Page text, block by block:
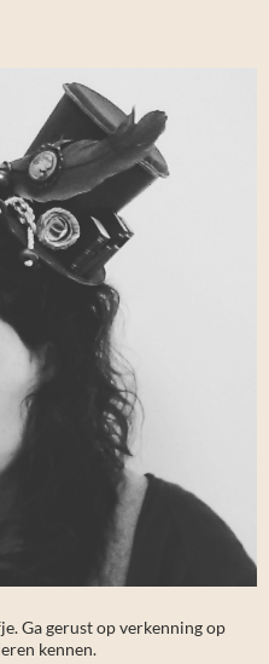
Ga gerust op verkenning op
kennen.